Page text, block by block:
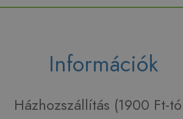
Információk
Házhozszállítás (1900 Ft-